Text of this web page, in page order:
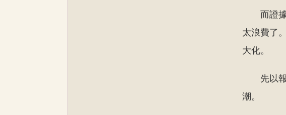
而證
太浪費了
大化。
先以
潮。